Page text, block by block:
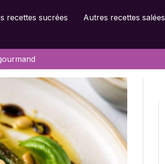
recettes sucrées Autres recettes salées